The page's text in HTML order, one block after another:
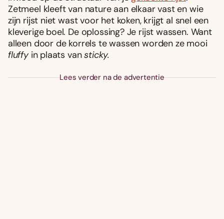
Zetmeel kleeft van nature aan elkaar vast en wie
zijn rijst niet wast voor het koken, krijgt al snel een
kleverige boel. De oplossing? Je rijst wassen. Want
alleen door de korrels te wassen worden ze mooi
fluffy in plaats vansticky.
Lees verder na de advertentie